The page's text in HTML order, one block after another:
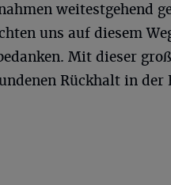
weitestgehend
uns auf diesem
Mit dieser
Rückhalt in